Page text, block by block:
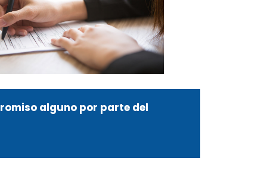
alguno por parte del